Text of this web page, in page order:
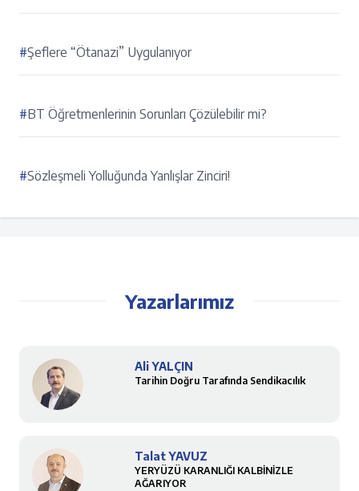
#Şeflere “Ötanazi” Uygulanıyor
#BT Öğretmenlerinin Sorunları Çözülebilir mi?
#Sözleşmeli Yolluğunda Yanlışlar Zinciri!
Yazarlarımız
Ali YALÇIN
Tarihin Doğru Tarafında Sendikacılık
Talat YAVUZ
YERYÜZÜ KARANLIĞI KALBİNİZLE
AĞARIYOR